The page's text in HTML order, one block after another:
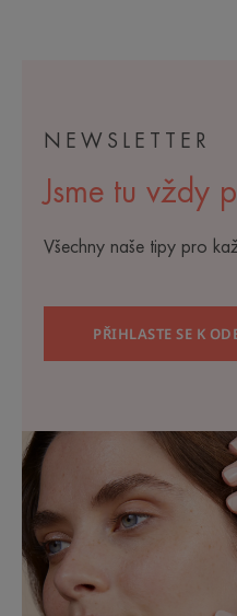
NEWSLETTER
Jsme tu vždy
Všechny naše tipy pro
PŘIHLASTE SE K